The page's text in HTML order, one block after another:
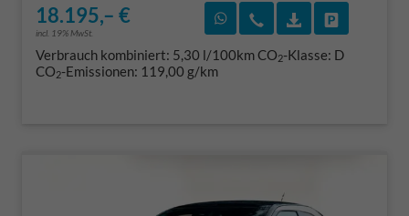
18.195,– €
incl. 19% MwSt.
Rückruf vereinbaren
Wir rufen Sie an
Verbrauch kombiniert: 5,30 l/100kmCO2-Klasse: D
CO2-Emissionen: 119,00 g/km